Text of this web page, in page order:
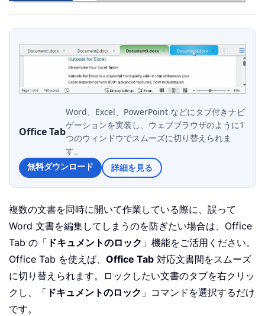
Office Tab
Word、Excel、PowerPoint などにタブ付きナビ
ゲーションを実装し、ウェブブラウザのように1
つのウィンドウでスムーズに切り替えられま
す。
無料ダウンロード
詳細を見る
複数の文書を同時に開いて作業している際に、誤って
Word 文書を編集してしまうのを防ぎたい場合は、Office
Tab の「 ドキュメントのロック 」機能をご活用ください。
Office Tab を使えば、 Office Tab 対応文書間をスムーズ
に切り替えられます。ロックしたい文書のタブを右クリッ
クし、「 ドキュメントのロック 」コマンドを選択するだけ
です。